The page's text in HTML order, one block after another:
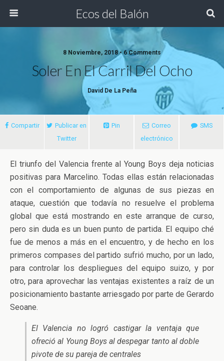
Ecos del Balón
8 Noviembre, 2018 • 6 Comments
Soler En El Carril Del Ocho
David De La Peña
Compartir
Publicar en
Twitter
Pin
Correo
electrónico
SMS
El triunfo del Valencia frente al Young Boys deja noticias
positivas para Marcelino. Todas ellas están relacionadas
con el comportamiento de algunas de sus piezas en
ataque, cuestión que todavía no resuelve el problema
global que está mostrando en este arranque de curso,
pero sin duda es un buen punto de partida. El equipo ché
fue de menos a más en el encuentro, y de hecho en los
primeros compases del partido sufrió mucho, por un lado,
para controlar los despliegues del equipo suizo, y por
otro, para aprovechar las ventajas existentes a raíz de un
posicionamiento bastante arriesgado por parte de Gerardo
Seoane.
El Valencia no logró castigar la ventaja que
ofreció al Young Boys al despegar tanto al doble
pivote de su pareja de centrales